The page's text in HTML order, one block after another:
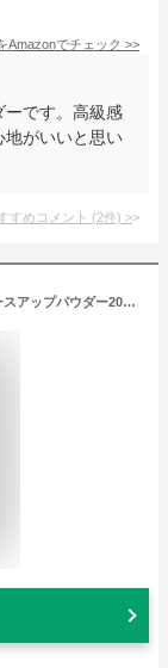
Amazonでチェック >>
ーです。高級感
地がいいと思い
すめコメント (2件) >
ミラノコレクション ミラノコレクション フェースアップパウダー2023 レフィル/プレミアムローズの香り 24g フェイスパウダー 【送料無料】 アットコスメ